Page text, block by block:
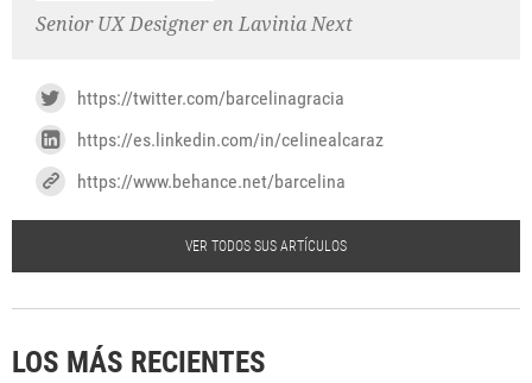
Senior UX Designer en Lavinia Next
https://twitter.com/barcelinagracia
https://es.linkedin.com/in/celinealcaraz
https://www.behance.net/barcelina
VER TODOS SUS ARTÍCULOS
LOS MÁS RECIENTES